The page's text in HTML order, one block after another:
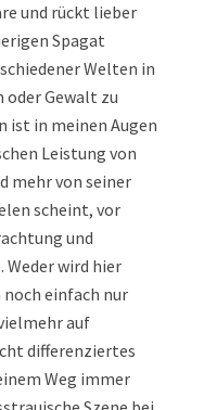
und rückt lieber
Spagat
Welten in
Gewalt zu
ist in meinen Augen
Leistung von
mehr von seiner
scheint, vor
und
Weder wird hier
einfach nur
auf
differenziertes
Weg immer